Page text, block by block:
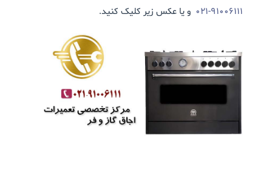
91006111-021
و یا عکس زیر کلیک کنید.